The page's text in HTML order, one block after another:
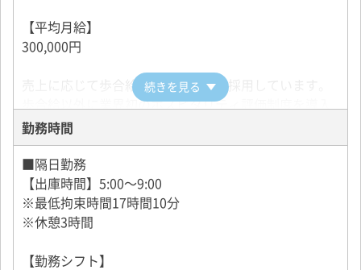
【平均月給】
300,000円
売上に応じて歩合給がつく歩合制を採用しています。
歩合給以外に業界初のホスピタリティ評価制度を導入
し、ホスピタリティ給として歩合給に加算していま
す！
→サービスに自信のある方は6ヶ月に１度昇給可能♪
【研修期間】
社内研修期間 日当7,000円
続きを見る
勤務時間
■隔日勤務
【出庫時間】5:00～9:00
※最低拘束時間17時間10分
※休憩3時間
【勤務シフト】